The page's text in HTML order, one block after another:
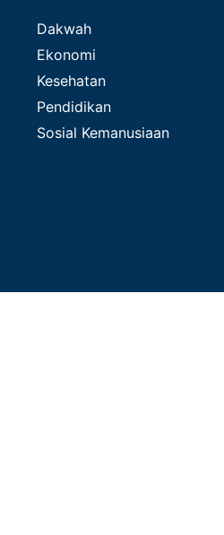
Dakwah
Ekonomi
Kesehatan
Pendidikan
Sosial Kemanusiaan